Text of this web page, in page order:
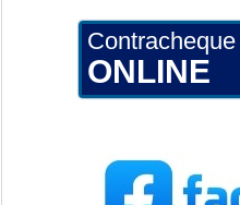
Contracheque
ONLINE